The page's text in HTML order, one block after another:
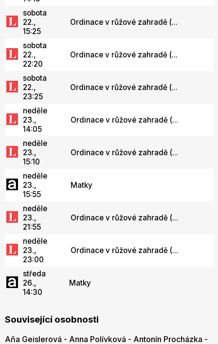
sobota
22.,
15:25
Ordinace v růžové zahradě (...
sobota
22.,
22:20
Ordinace v růžové zahradě (...
sobota
22.,
23:25
Ordinace v růžové zahradě (...
neděle
23.,
14:05
Ordinace v růžové zahradě (...
neděle
23.,
15:10
Ordinace v růžové zahradě (...
neděle
23.,
15:55
Matky
neděle
23.,
21:55
Ordinace v růžové zahradě (...
neděle
23.,
23:00
Ordinace v růžové zahradě (...
středa
26.,
14:30
Matky
Související osobnosti
Aňa Geislerová - Anna Polívková - Antonín Procházka -